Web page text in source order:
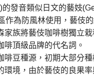
的發音類似日文的藝妓
作為防風林使用，藝伎
家族將藝伎咖啡樹獨立
啡頂級品牌的代名詞。
啡豆種源，初期大部分
環境，由於藝伎的良果